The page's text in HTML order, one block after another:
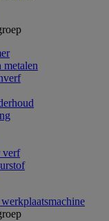
metalen
verf